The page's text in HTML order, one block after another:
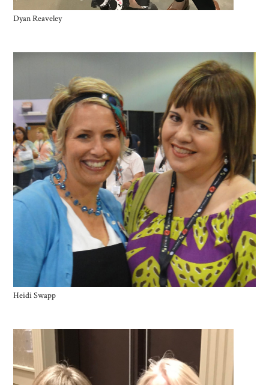
Dyan Reaveley
Heidi Swapp